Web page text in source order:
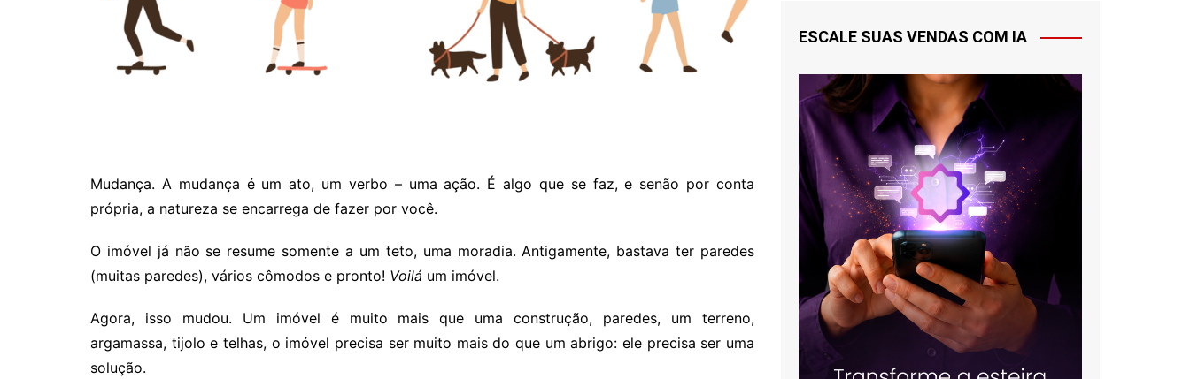
Mudança. A mudança é um ato, um verbo – uma ação. É algo que se faz, e senão por conta
própria, a natureza se encarrega de fazer por você.
O imóvel já não se resume somente a um teto, uma moradia. Antigamente, bastava ter paredes
(muitas paredes), vários cômodos e pronto! Voilá um imóvel.
Agora, isso mudou. Um imóvel é muito mais que uma construção, paredes, um terreno,
argamassa, tijolo e telhas, o imóvel precisa ser muito mais do que um abrigo: ele precisa ser uma
solução.
ESCALE SUAS VENDAS COM IA